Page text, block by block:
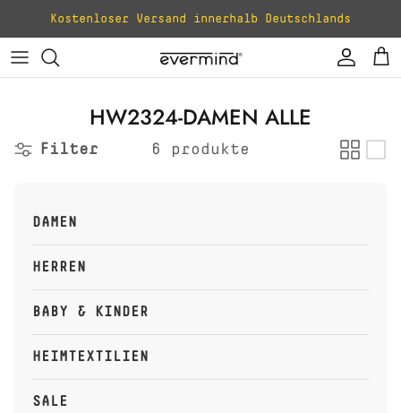
Direkt zum Inhalt
Kostenloser Versand innerhalb Deutschlands
Konto
HW2324-DAMEN ALLE
Filter 6 produkte
DAMEN
HERREN
BABY & KINDER
HEIMTEXTILIEN
SALE